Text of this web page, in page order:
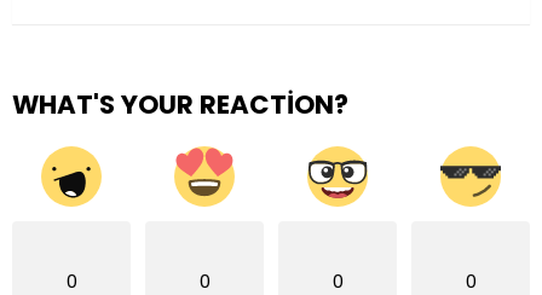
WHAT'S YOUR REACTION?
0 0 0 0